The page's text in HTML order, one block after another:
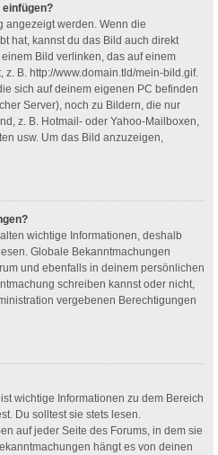
angezeigt werden. Wenn die
hat, kannst du das Bild auch direkt
Bild verlinken, das auf einem
B. http://www.domain.tld/mein-bild.gif.
sich auf deinem eigenen PC befinden
Server), noch zu Bildern, die nur
z. B. Hotmail- oder Yahoo-Mailboxen,
usw. Um das Bild anzuzeigen,
wichtige Informationen, deshalb
Globale Bekanntmachungen
und ebenfalls in deinem persönlichen
schreiben kannst oder nicht,
vergebenen Berechtigungen
wichtige Informationen zu dem Bereich
Du solltest sie stets lesen.
auf jeder Seite des Forums, in dem sie
hängt es von deinen